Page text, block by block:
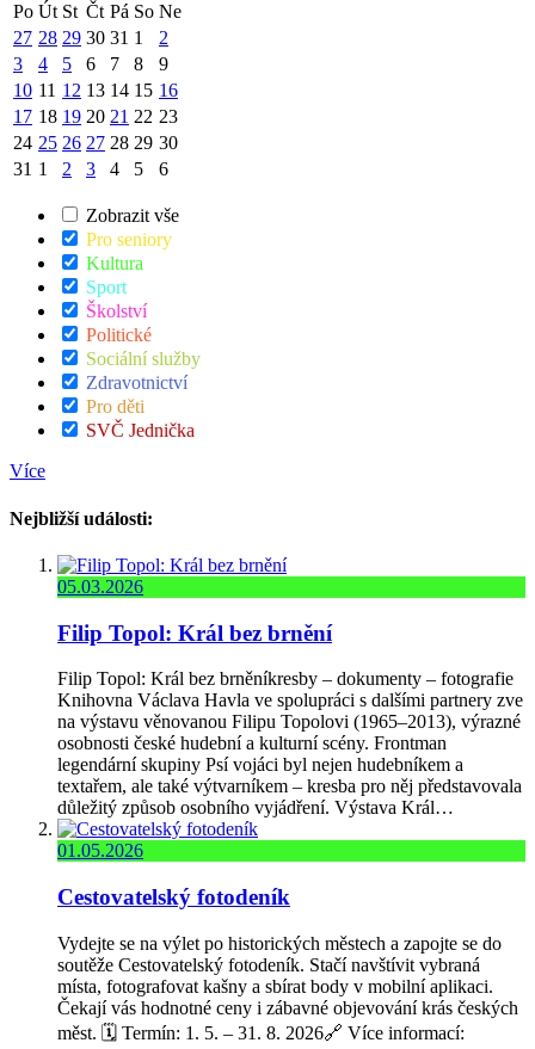
Po Út St Čt Pá So Ne
27 28 29 30 31 1
2
3
4 5 6 7 8
9
10 11 12 13 14 15 16
17 18 19 20 21 22 23
24 25 26 27 28 29 30
31 1 2 3 4 5 6
Zobrazit vše
Pro seniory
Kultura
Sport
Školství
Politické
Sociální služby
Zdravotnictví
Pro děti
SVČ Jednička
Více
Nejbližší události:
05.03.2026
Filip Topol: Král bez brnění
Filip Topol: Král bez brněníkresby – dokumenty – fotografie
Knihovna Václava Havla ve spolupráci s dalšími partnery zve
na výstavu věnovanou Filipu Topolovi (1965–2013), výrazné
osobnosti české hudební a kulturní scény. Frontman
legendární skupiny Psí vojáci byl nejen hudebníkem a
textařem, ale také výtvarníkem – kresba pro něj představovala
důležitý způsob osobního vyjádření. Výstava Král…
01.05.2026
Cestovatelský fotodeník
Vydejte se na výlet po historických městech a zapojte se do
soutěže Cestovatelský fotodeník. Stačí navštívit vybraná
místa, fotografovat kašny a sbírat body v mobilní aplikaci.
Čekají vás hodnotné ceny i zábavné objevování krás českých
měst. 🗓️ Termín: 1. 5. – 31. 8. 2026🔗 Více informací: